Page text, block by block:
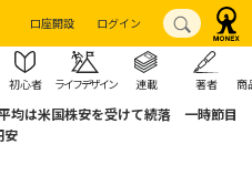
口座開設 ログイン
初心者 ライフデザイン 連載 著者 商
平均は米国株安を受けて続落 一時節目
安